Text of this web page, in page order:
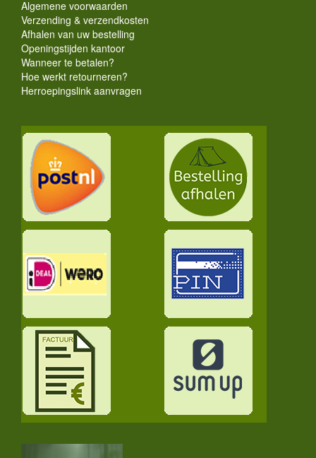
Algemene voorwaarden
Verzending & verzendkosten
Afhalen van uw bestelling
Openingstijden kantoor
Wanneer te betalen?
Hoe werkt retourneren?
Herroepingslink aanvragen